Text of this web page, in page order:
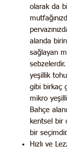
olarak da
alanda
sağlayan
yeşillik
gibi birkaç
mikro
Bahçe
kentsel bir
bir
Hızlı ve